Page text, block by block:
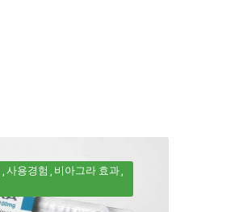
사용경험
비아그라 효과